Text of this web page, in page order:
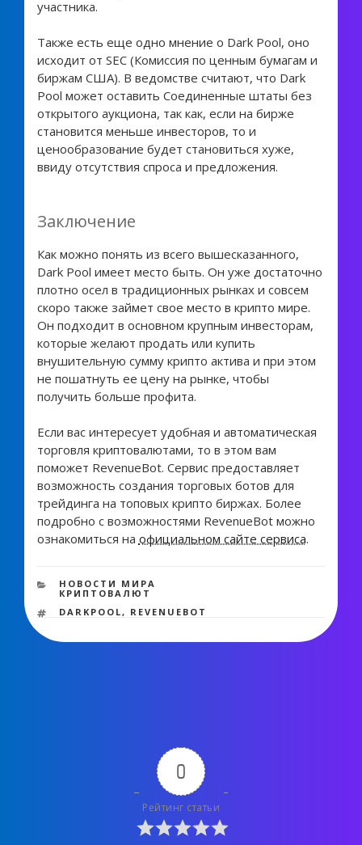
участника.
Также есть еще одно мнение о Dark Pool, оно
исходит от SEC (Комиссия по ценным бумагам и
биржам США). В ведомстве считают, что Dark
Pool может оставить Соединенные штаты без
открытого аукциона, так как, если на бирже
становится меньше инвесторов, то и
ценообразование будет становиться хуже,
ввиду отсутствия спроса и предложения.
Заключение
Как можно понять из всего вышесказанного,
Dark Pool имеет место быть. Он уже достаточно
плотно осел в традиционных рынках и совсем
скоро также займет свое место в крипто мире.
Он подходит в основном крупным инвесторам,
которые желают продать или купить
внушительную сумму крипто актива и при этом
не пошатнуть ее цену на рынке, чтобы
получить больше профита.
Если вас интересует удобная и автоматическая
торговля криптовалютами, то в этом вам
поможет RevenueBot. Сервис предоставляет
возможность создания торговых ботов для
трейдинга на топовых крипто биржах. Более
подробно с возможностями RevenueBot можно
ознакомиться на официальном сайте сервиса.
РУБРИКИ
НОВОСТИ МИРА
КРИПТОВАЛЮТ
МЕТКИ
DARKPOOL, REVENUEBOT
0
Рейтинг статьи